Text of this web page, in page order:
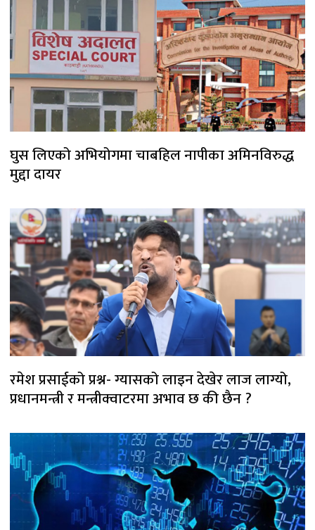
घुस लिएको अभियोगमा चाबहिल नापीका अमिनविरुद्ध
मुद्दा दायर
रमेश प्रसाईको प्रश्न- ग्यासको लाइन देखेर लाज लाग्यो,
प्रधानमन्त्री र मन्त्रीक्वाटरमा अभाव छ की छैन ?